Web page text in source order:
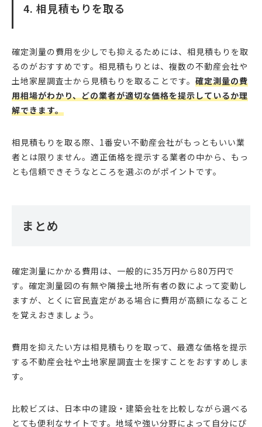
4. 相見積もりを取る
確定測量の費用を少しでも抑えるためには、相見積もりを取
るのがおすすめです。相見積もりとは、複数の不動産会社や
土地家屋調査士から見積もりを取ることです。 確定測量の費
用相場がわかり、どの業者が適切な価格を提示しているか理
解できます。
相見積もりを取る際、1番安い不動産会社がもっともいい業
者とは限りません。適正価格を提示する業者の中から、もっ
とも信頼できそうなところを選ぶのがポイントです。
まとめ
確定測量にかかる費用は、一般的に35万円から80万円で
す。確定測量図の有無や隣接土地所有者の数によって変動し
ますが、とくに官民査定がある場合に費用が高額になること
を覚えおきましょう。
費用を抑えたい方は相見積もりを取って、最適な価格を提示
する不動産会社や土地家屋調査士を探すことをおすすめしま
す。
比較ビズは、日本中の建設・建築会社を比較しながら選べる
とても便利なサイトです。地域や強い分野によって自分にぴ